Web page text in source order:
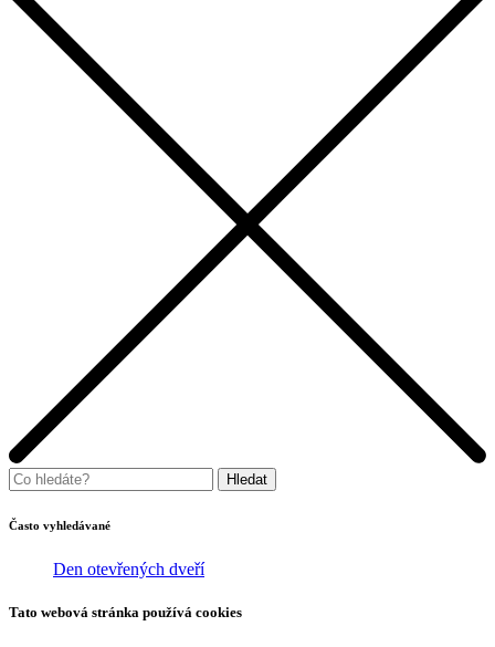
Často vyhledávané
Den otevřených dveří
Tato webová stránka používá cookies